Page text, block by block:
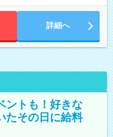
詳細へ
ントも！好きな
たその日に給料